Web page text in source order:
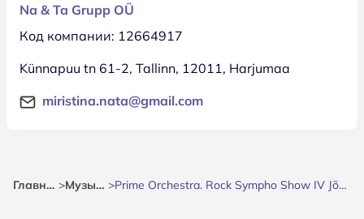
Na & Ta Grupp OÜ
Код компании: 12664917
Künnapuu tn 61-2, Tallinn, 12011, Harjumaa
miristina.nata@gmail.com
Главная > Музыка > Prime Orchestra. Rock Sympho Show IV Jõhvis